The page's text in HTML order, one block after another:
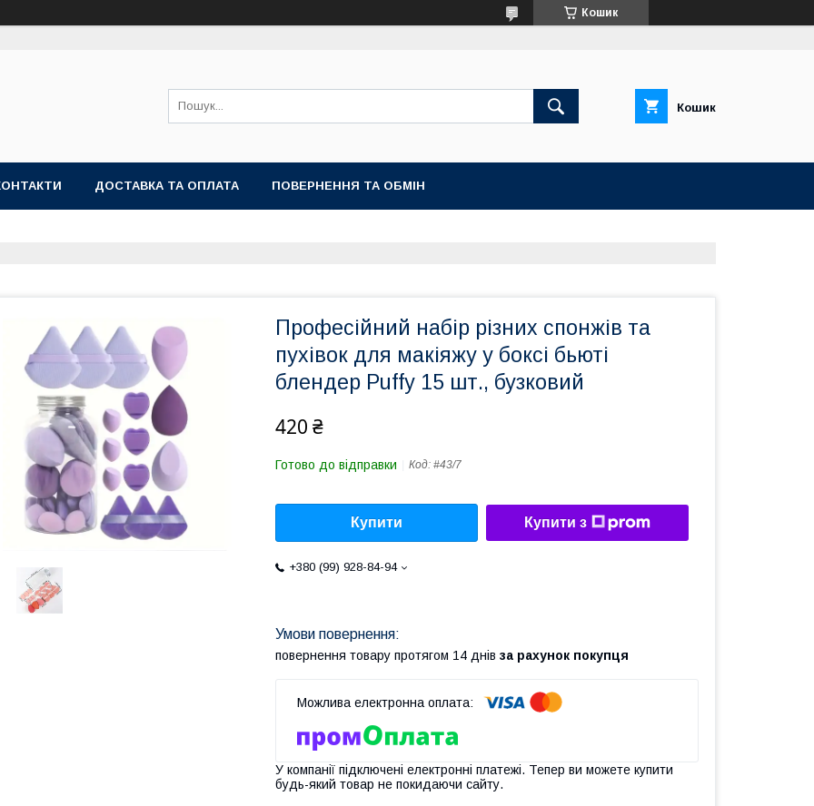
Кошик
Кошик
ДОСТАВКА ТА ОПЛАТА ПОВЕРНЕННЯ ТА ОБМІН
Професійний набір різних спонжів та
пухівок для макіяжу у боксі бьюті
блендер Puffy 15 шт., бузковий
420 ₴
Готово до відправки Код: #43/7
Купити Купити з
+380 (99) 928-84-94
повернення товару протягом 14 днів за рахунок покупця
У компанії підключені електронні платежі. Тепер ви можете купити
будь-який товар не покидаючи сайту.